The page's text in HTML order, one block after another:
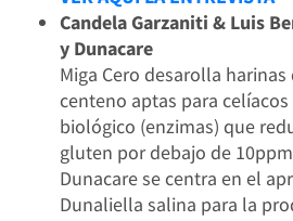
Candela Garzaniti & Luis
y Dunacare
Miga Cero desarolla
centeno aptas para
biológico (enzimas) que
gluten por debajo de
Dunacare se centra en el
Dunaliella salina para la